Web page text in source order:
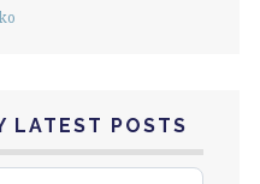
LATEST POSTS